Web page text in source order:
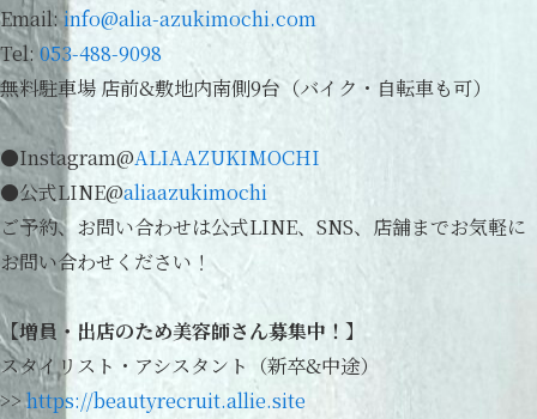
Email:info@alia-azukimochi.com
Tel:053-488-9098
無料駐車場 店前&敷地内南側9台（バイク・自転車も可）
●Instagram@ALIAAZUKIMOCHI
●公式LINE@aliaazukimochi
ご予約、お問い合わせは公式LINE、SNS、店舗までお気軽に
お問い合わせください！
【増員・出店のため美容師さん募集中！】
スタイリスト・アシスタント（新卒&中途）
>>https://beautyrecruit.allie.site